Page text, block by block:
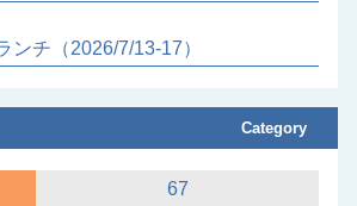
ンチ（2026/7/13-17）
Category
67